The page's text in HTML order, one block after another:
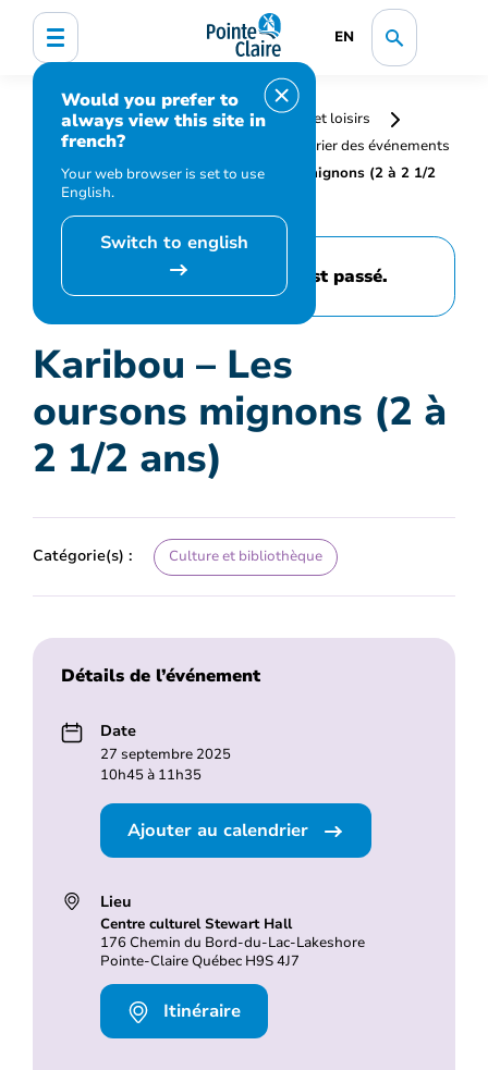
EN
Would you prefer to
always view this site in
french?
Your web browser is set to use
English.
Switch to english
Accueil
Bibliothèque, culture, sports et loisirs
Programmation et inscription
Calendrier des événements
et activités
Karibou – Les oursons mignons (2 à 2 1/2
ans)
Cet événement est passé.
Karibou – Les
oursons mignons (2 à
2 1/2 ans)
Catégorie(s) : Culture et bibliothèque
Détails de l’événement
Date
27 septembre 2025
10h45 à 11h35
Ajouter au calendrier
Lieu
Centre culturel Stewart Hall
176 Chemin du Bord-du-Lac-Lakeshore
Pointe-Claire Québec H9S 4J7
Itinéraire